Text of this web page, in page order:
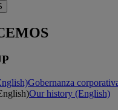
Gobernanza
Our history (English)